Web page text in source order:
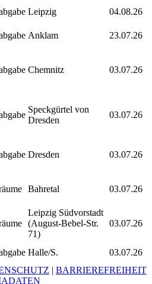
Leipzig
04.08.26
Anklam
23.07.26
Chemnitz 03.07.26
Speckgürtel von
Dresden
03.07.26
Dresden 03.07.26
Bahretal 03.07.26
Leipzig Südvorstadt
(August-Bebel-Str.
71)
03.07.26
Halle/S.
03.07.26
| BARRIEREFREIHEIT